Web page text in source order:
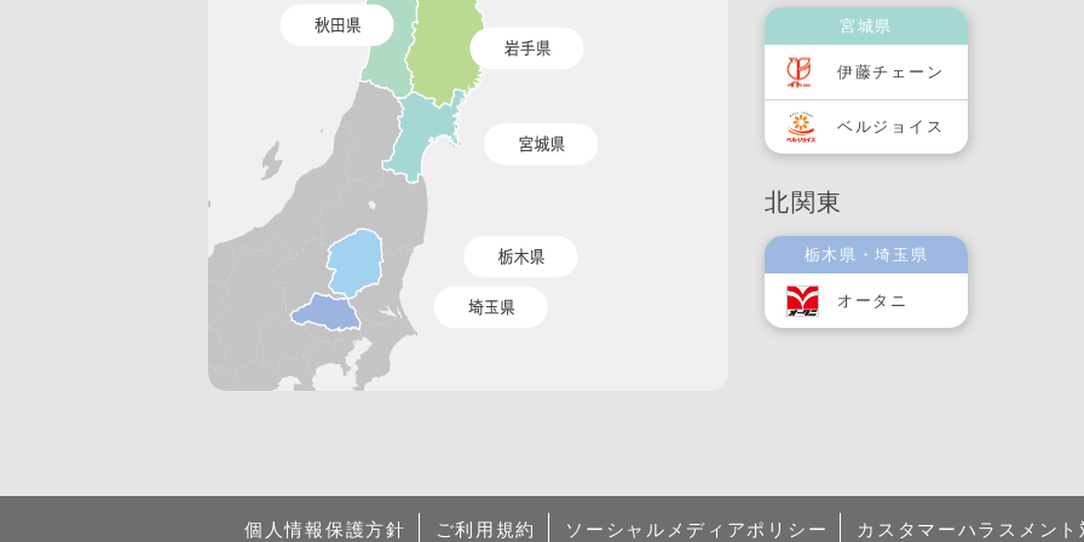
宮城県
伊藤チェーン
ベルジョイス
北関東
栃木県・埼玉県
オータニ
個人情報保護方針 ご利用規約 ソーシャルメディアポリシー カスタマーハラスメン